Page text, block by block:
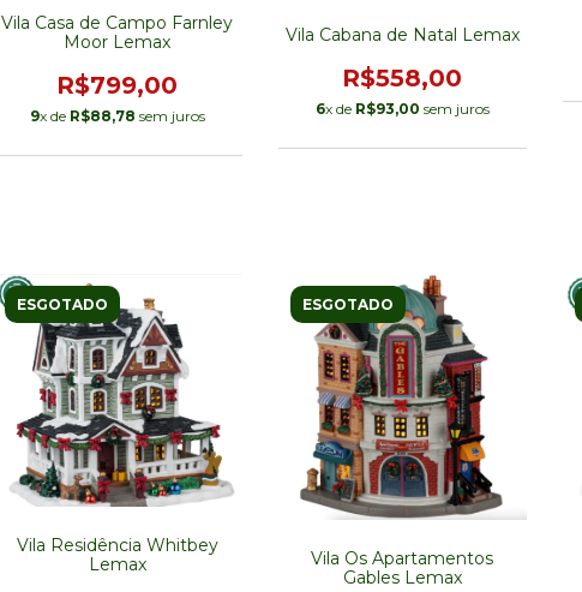
Vila Casa de Campo Farnley
Moor Lemax
R$799,00
9x de R$88,78 sem juros
Vila Cabana de Natal Lemax
R$558,00
6x de R$93,00 sem juros
ESGOTADO
Vila Residência Whitbey
Lemax
ESGOTADO
Vila Os Apartamentos
Gables Lemax